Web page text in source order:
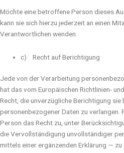
Möchte eine betroffene Person dieses
kann sie sich hierzu jederzeit an einen
Verantwortlichen wenden.
c) Recht auf Berichtigung
Jede von der Verarbeitung
hat das vom Europäischen Richtlinien-
Recht, die unverzügliche Berichtigung
personenbezogener Daten zu
Person das Recht zu, unter
die Vervollständigung unvollständiger
mittels einer ergänzenden Erklärung — zu